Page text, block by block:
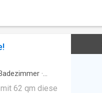
Für
4 x 8 Meter
und auf bis zu
Dachziegel
bilden eine
großzügiger
·
62 qm diese